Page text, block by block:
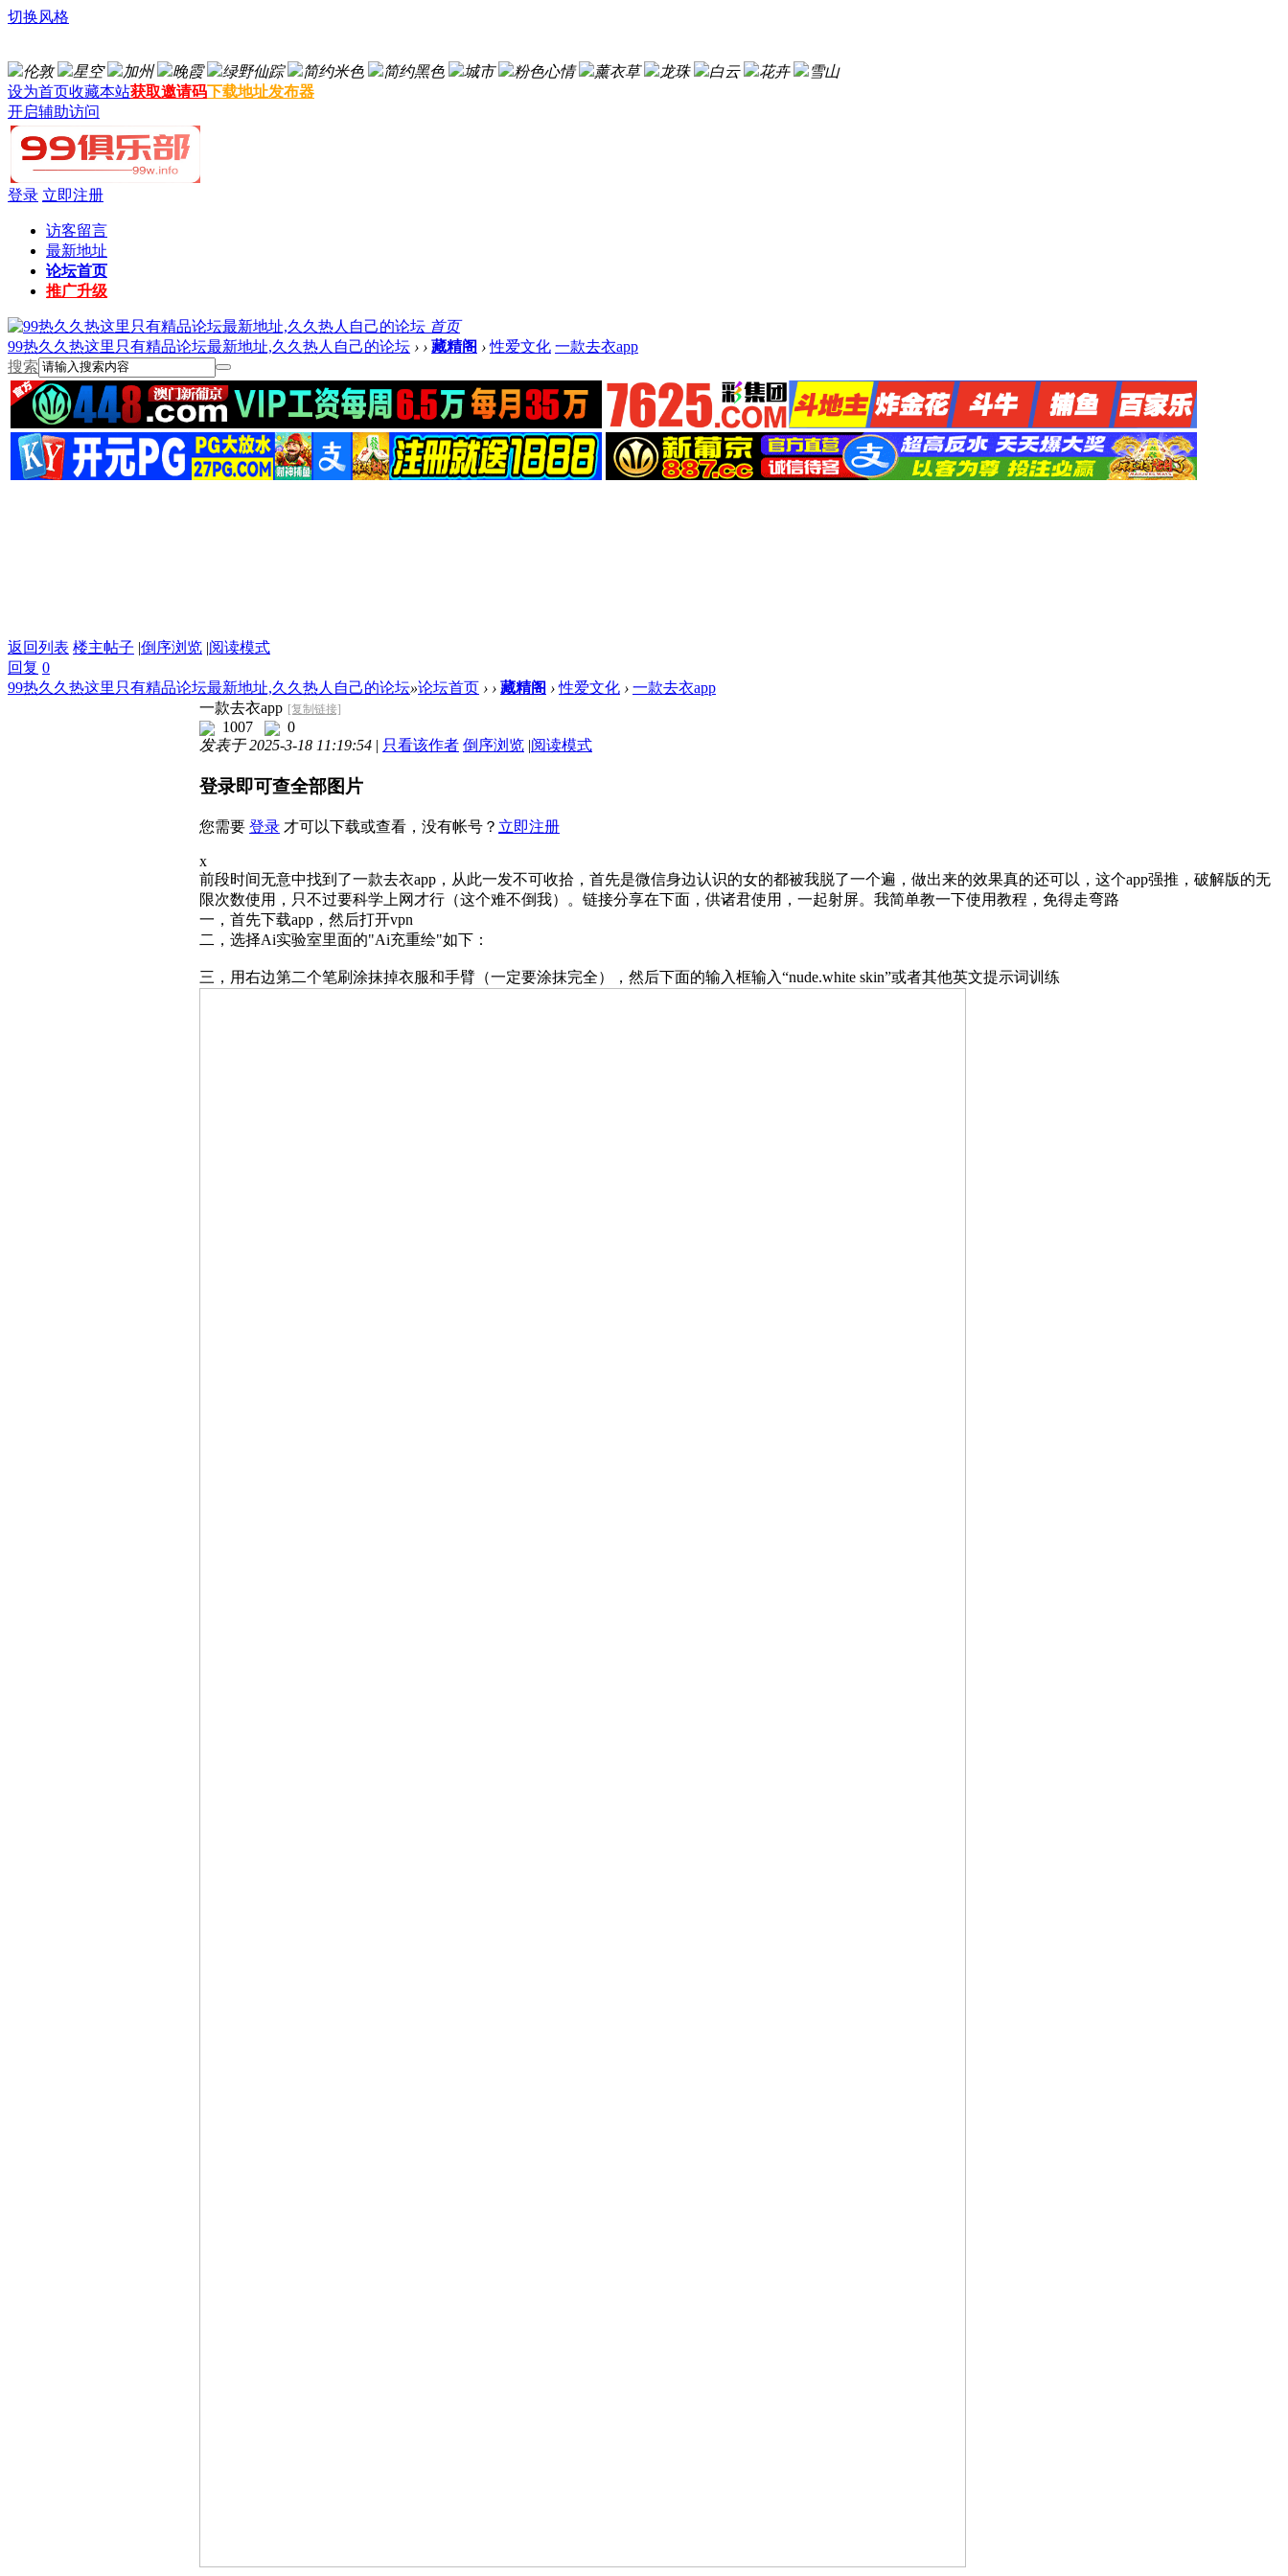
切换风格
伦敦 星空 加州 晚霞 绿野仙踪 简约米色 简约黑色 城市 粉色心情 薰衣草 龙珠 白云 花卉
雪山
设为首页收藏本站获取邀请码下载地址发布器
开启辅助访问
登录 立即注册
访客留言
最新地址
论坛首页
推广升级
首页
99热久久热这里只有精品论坛最新地址,久久热人自己的论坛 › › 藏精阁 › 性爱文化 一款去衣app
搜索
返回列表 楼主帖子 |倒序浏览 |阅读模式
回复 0
99热久久热这里只有精品论坛最新地址,久久热人自己的论坛»论坛首页 › › 藏精阁 › 性爱文化 › 一款去衣app
一款去衣app [复制链接]
1007
0
发表于 2025-3-18 11:19:54 | 只看该作者 倒序浏览 |阅读模式
登录即可查全部图片
您需要 登录 才可以下载或查看，没有帐号？ 立即注册
x
前段时间无意中找到了一款去衣app，从此一发不可收拾，首先是微信身边认识的女的都被我脱了一个遍，做出来的效果真的还可以，这个app强推，破解版的无
限次数使用，只不过要科学上网才行（这个难不倒我）。链接分享在下面，供诸君使用，一起射屏。我简单教一下使用教程，免得走弯路
一，首先下载app，然后打开vpn
二，选择Ai实验室里面的"Ai充重绘"如下：
三，用右边第二个笔刷涂抹掉衣服和手臂（一定要涂抹完全），然后下面的输入框输入“nude.white skin”或者其他英文提示词训练